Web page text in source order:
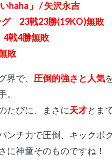
haha」 / 矢沢永吉
グ 23戦23勝(19KO)無敗
戦4勝無敗
敗
界で、 圧倒的強さと人気
。
たびに、まさに天才とま
ンチ力で圧倒、キックボ
に神童そのものですね！